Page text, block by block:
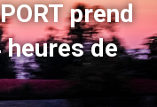
prend
de